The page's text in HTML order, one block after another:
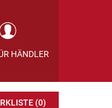
HÄNDLER
(0)